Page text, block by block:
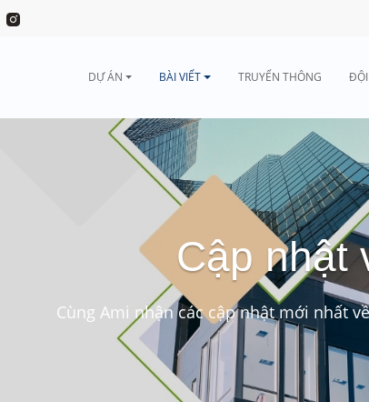
DỰ ÁN BÀI VIẾT TRUYỂN THÔNG
Cập nhật
Cùng Ami nhận các cập nhật mới nhất